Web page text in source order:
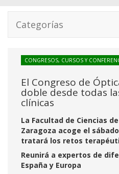
Categorías
CONGRESOS, CURSOS Y
El Congreso de
doble desde todas
clínicas
La Facultad de Ciencias
Zaragoza acoge el
tratará los retos
Reunirá a expertos de
España y Europa